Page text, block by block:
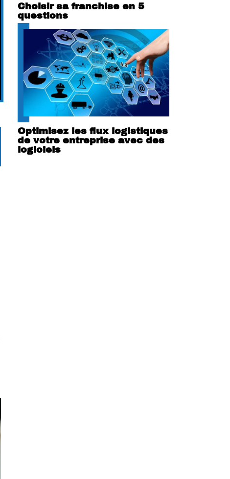
Choisir sa franchise en 5
questions
Optimisez les flux logistiques
de votre entreprise avec des
logiciels